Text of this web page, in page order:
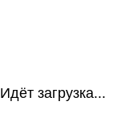
Идёт загрузка...